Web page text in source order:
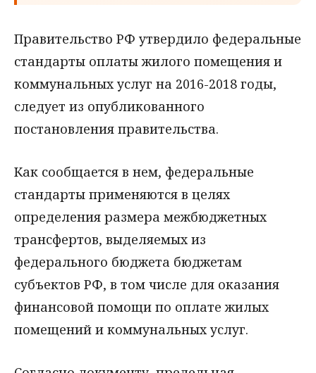
Правительство РФ утвердило федеральные
стандарты оплаты жилого помещения и
коммунальных услуг на 2016-2018 годы,
следует из опубликованного
постановления правительства.
Как сообщается в нем, федеральные
стандарты применяются в целях
определения размера межбюджетных
трансфертов, выделяемых из
федерального бюджета бюджетам
субъектов РФ, в том числе для оказания
финансовой помощи по оплате жилых
помещений и коммунальных услуг.